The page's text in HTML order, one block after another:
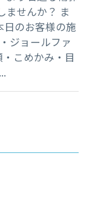
ませんか？ ま
日のお客様の施
ジョールファ
こめかみ・目